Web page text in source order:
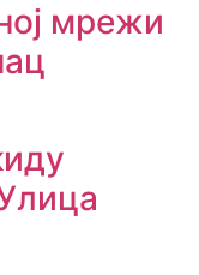
мрежи